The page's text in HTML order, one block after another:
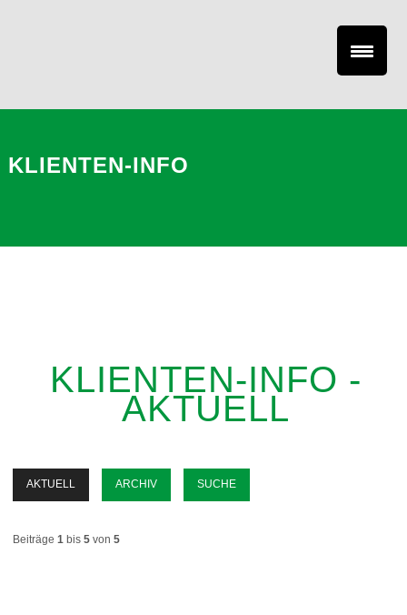
KLIENTEN-INFO
KLIENTEN-INFO -
AKTUELL
AKTUELL ARCHIV SUCHE
Beiträge 1bis 5von 5